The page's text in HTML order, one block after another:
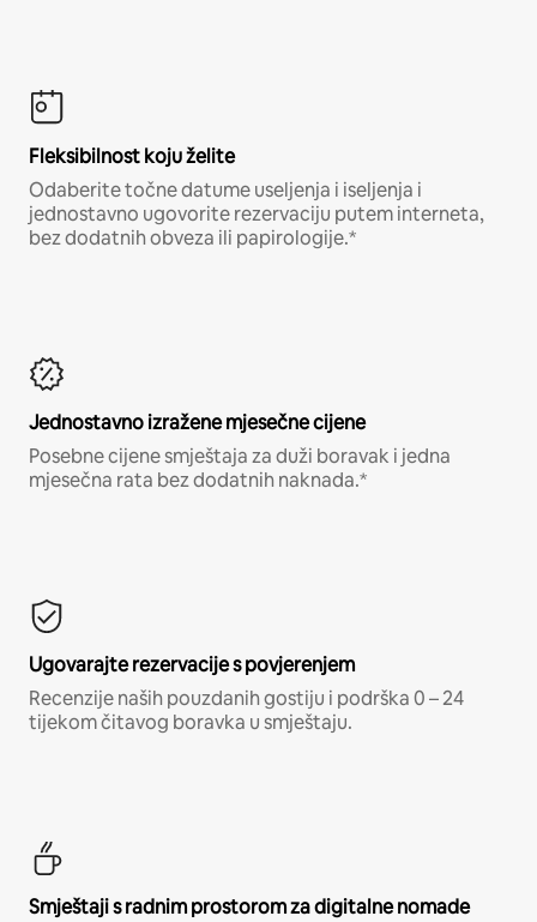
Fleksibilnost koju želite
Odaberite točne datume useljenja i iseljenja i
jednostavno ugovorite rezervaciju putem interneta,
bez dodatnih obveza ili papirologije.*
Jednostavno izražene mjesečne cijene
Posebne cijene smještaja za duži boravak i jedna
mjesečna rata bez dodatnih naknada.*
Ugovarajte rezervacije s povjerenjem
Recenzije naših pouzdanih gostiju i podrška 0 – 24
tijekom čitavog boravka u smještaju.
Smještaji s radnim prostorom za digitalne nomade